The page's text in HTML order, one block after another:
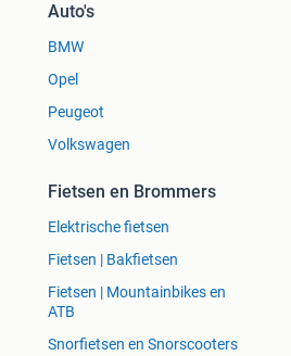
Auto's
BMW
Opel
Peugeot
Volkswagen
Fietsen en Brommers
Elektrische fietsen
Fietsen | Bakfietsen
Fietsen | Mountainbikes en
ATB
Snorfietsen en Snorscooters